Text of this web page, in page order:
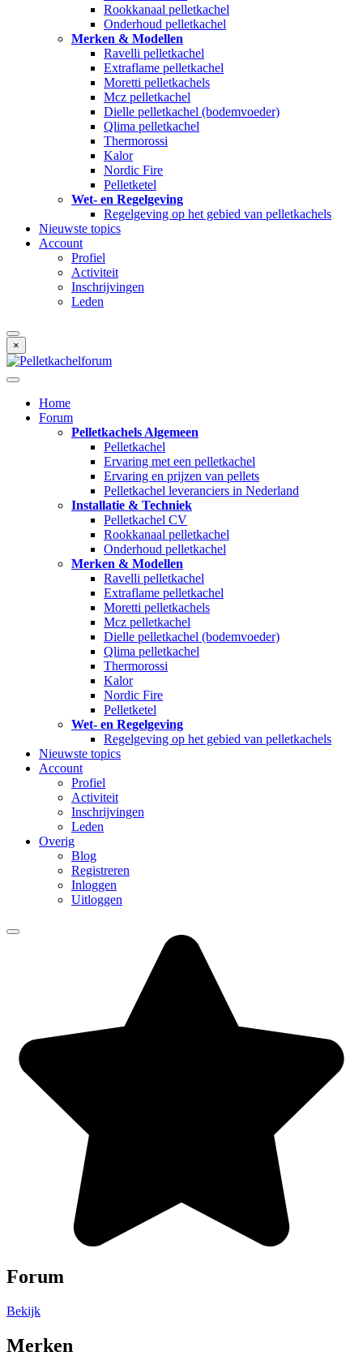
Rookkanaal pelletkachel
Onderhoud pelletkachel
Merken & Modellen
Ravelli pelletkachel
Extraflame pelletkachel
Moretti pelletkachels
Mcz pelletkachel
Dielle pelletkachel (bodemvoeder)
Qlima pelletkachel
Thermorossi
Kalor
Nordic Fire
Pelletketel
Wet- en Regelgeving
Regelgeving op het gebied van pelletkachels
Nieuwste topics
Account
Profiel
Activiteit
Inschrijvingen
Leden
×
Home
Forum
Pelletkachels Algemeen
Pelletkachel
Ervaring met een pelletkachel
Ervaring en prijzen van pellets
Pelletkachel leveranciers in Nederland
Installatie & Techniek
Pelletkachel CV
Rookkanaal pelletkachel
Onderhoud pelletkachel
Merken & Modellen
Ravelli pelletkachel
Extraflame pelletkachel
Moretti pelletkachels
Mcz pelletkachel
Dielle pelletkachel (bodemvoeder)
Qlima pelletkachel
Thermorossi
Kalor
Nordic Fire
Pelletketel
Wet- en Regelgeving
Regelgeving op het gebied van pelletkachels
Nieuwste topics
Account
Profiel
Activiteit
Inschrijvingen
Leden
Overig
Blog
Registreren
Inloggen
Uitloggen
Forum
Bekijk
Merken